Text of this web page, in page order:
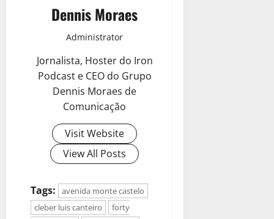
Dennis Moraes
Administrator
Jornalista, Hoster do Iron
Podcast e CEO do Grupo
Dennis Moraes de
Comunicação
Visit Website
View All Posts
Tags:
avenida monte castelo
cleber luis canteiro
forty